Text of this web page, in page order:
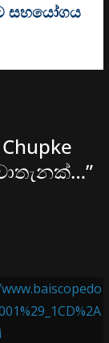
සහයෝගය
”